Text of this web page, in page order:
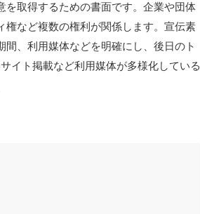
取得するための書面です。企業や団体
権など複数の権利が関係します。宣伝素
、利用媒体などを明確にし、後日のト
イト掲載など利用媒体が多様化している